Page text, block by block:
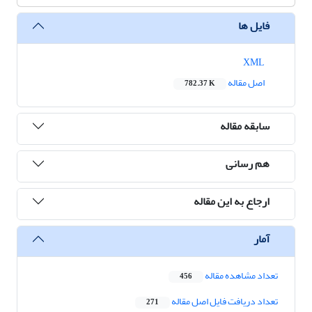
فایل ها
اصل مقاله
782.37 K
سابقه مقاله
هم رسانی
ارجاع به این مقاله
آمار
تعداد مشاهده مقاله 456
تعداد دریافت فایل اصل مقاله 271